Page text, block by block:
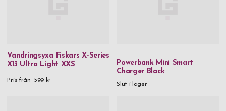
Vandringsyxa Fiskars X-Series
X13 Ultra Light XXS
Pris från 599 kr
Powerbank Mini Smart
Charger Black
Slut i lager